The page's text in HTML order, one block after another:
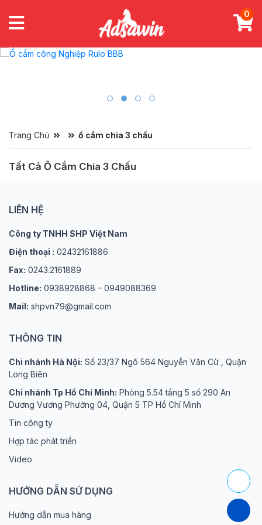
0
Trang Chủ ổ cắm chia 3 chấu
Tất Cả Ổ Cắm Chia 3 Chấu
LIÊN HỆ
Công ty TNHH SHP Việt Nam
Điện thoại : 02432161886
Fax: 0243.2161889
Hotline: 0938928868 – 0949088369
Mail: shpvn79@gmail.com
THÔNG TIN
Chi nhánh Hà Nội: Số 23/37 Ngõ 564 Nguyễn Văn Cừ , Quận
Long Biên
Chi nhánh Tp Hồ Chí Minh: Phòng 5.54 tầng 5 số 290 An
Dương Vương Phường 04, Quận 5 TP Hồ Chí Minh
Tin công ty
Hợp tác phát triển
Video
HƯỚNG DẪN SỬ DỤNG
Hướng dẫn mua hàng